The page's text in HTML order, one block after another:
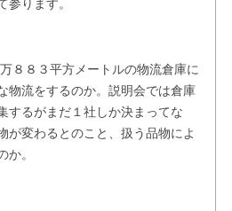
参ります。
８８３平方メートルの物流倉庫に
物流をするのか。説明会では倉庫
するがまだ１社しか決まってな
が変わるとのこと、扱う品物によ
か。